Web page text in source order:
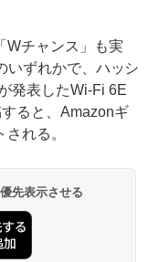
チャンス」も実
いずれかで、ハッシ
発表したWi-Fi 6E
ると、Amazonギ
れる。
先表示させる